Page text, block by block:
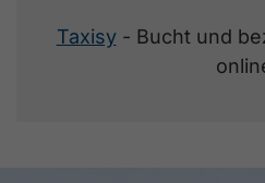
Taxisy- Bucht und